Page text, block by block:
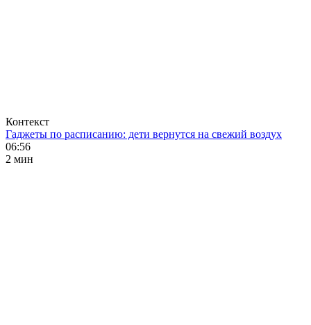
Контекст
Гаджеты по расписанию: дети вернутся на свежий воздух
06:56
2 мин